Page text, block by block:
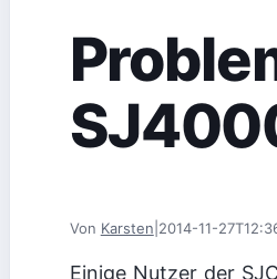
Von Karsten 2014-11-
Einige Nutzer der